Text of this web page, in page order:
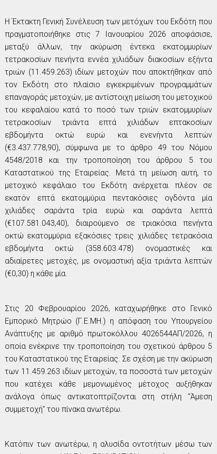
Η Έκτακτη Γενική Συνέλευση των μετόχων του Eκδότη που
πραγματοποιήθηκε στις 7 Ιανουαρίου 2026 αποφάσισε,
μεταξύ άλλων, την ακύρωση έντεκα εκατομμυρίων
τετρακοσίων πενήντα εννέα χιλιάδων διακοσίων εξήντα
τριών (11.459.263) ιδίων μετοχών που αποκτήθηκαν από
τον Eκδότη στο πλαίσιο εγκεκριμένων προγραμμάτων
επαναγοράς μετοχών, με αντίστοιχη μείωση του μετοχικού
του κεφαλαίου κατά το ποσό των τριών εκατομμυρίων
τετρακοσίων τριάντα επτά χιλιάδων επτακοσίων
εβδομήντα οκτώ ευρώ και ενενήντα λεπτών
(€3.437.778,90), σύμφωνα με το άρθρο 49 του Νόμου
4548/2018 και την τροποποίηση του άρθρου 5 του
Καταστατικού της Εταιρείας. Μετά τη μείωση αυτή, το
μετοχικό κεφάλαιο του Eκδότη ανέρχεται πλέον σε
εκατόν επτά εκατομμύρια πεντακόσιες ογδόντα μία
χιλιάδες σαράντα τρία ευρώ και σαράντα λεπτά
(€107.581.043,40), διαιρούμενο σε τριακόσια πενήντα
οκτώ εκατομμύρια εξακόσιες τρεις χιλιάδες τετρακόσια
εβδομήντα οκτώ (358.603.478) ονομαστικές και
αδιαίρετες μετοχές, με ονομαστική αξία τριάντα λεπτών
(€0,30) η κάθε μία.
Στις 20 Φεβρουαρίου 2026, καταχωρήθηκε στο Γενικό
Εμπορικό Μητρώο (Γ.Ε.ΜΗ.) η απόφαση του Υπουργείου
Ανάπτυξης με αριθμό πρωτοκόλλου 4026544ΑΠ/2026, η
οποία ενέκρινε την τροποποίηση του σχετικού άρθρου 5
του Καταστατικού της Εταιρείας. Σε σχέση με την ακύρωση
των 11.459.263 ιδίων μετοχών, τα ποσοστά των μετοχών
που κατέχει κάθε μεμονωμένος μέτοχος αυξήθηκαν
ανάλογα όπως αντικατοπτρίζονται στη στήλη "Άμεση
συμμετοχή" του πίνακα ανωτέρω.
Κατόπιν των ανωτέρω, η αλυσίδα οντοτήτων μέσω των